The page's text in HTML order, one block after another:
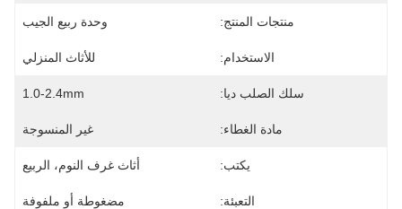
منتجات المنتج: وحدة ربيع الجيب
الاستخدام: للأثاث المنزلي
سلك الصلب ديا: 1.0-2.4mm
مادة الغطاء: غير المنسوجة
يكتب: أثاث غرف النوم، الربيع
التعبئة: مضغوطة أو ملفوفة